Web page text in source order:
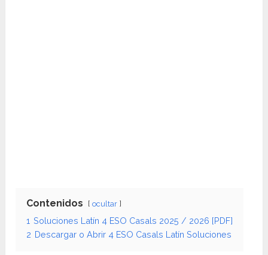
Contenidos ocultar
1 Soluciones Latín 4 ESO Casals 2025 / 2026 [PDF]
2 Descargar o Abrir 4 ESO Casals Latín Soluciones